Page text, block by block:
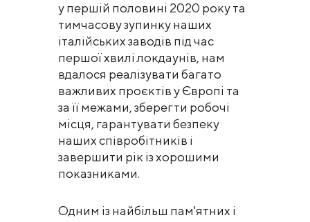
у першій половині 2020 року та
тимчасову зупинку наших
італійських заводів під час
першої хвилі локдаунів, нам
вдалося реалізувати багато
важливих проєктів у Європі та
за її межами, зберегти робочі
місця, гарантувати безпеку
наших співробітників і
завершити рік із хорошими
показниками.
Одним із найбільш пам'ятних і